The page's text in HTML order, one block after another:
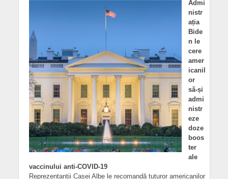
Admi
nistr
ația
Bide
n le
cere
amer
icanil
or
să-și
admi
nistr
eze
doze
boos
ter
ale
vaccinului anti-COVID-19
Reprezentanții Casei Albe le recomandă tuturor americanilor